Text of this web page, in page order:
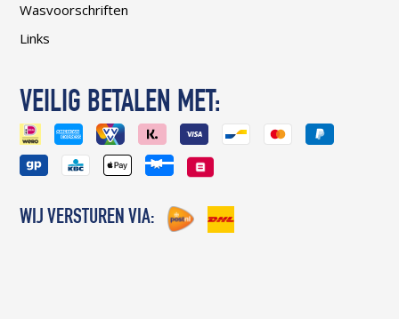
Wasvoorschriften
Links
VEILIG BETALEN MET:
WIJ VERSTUREN VIA: